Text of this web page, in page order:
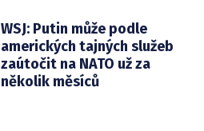
WSJ: Putin může podle
amerických tajných služeb
zaútočit na NATO už za
několik měsíců